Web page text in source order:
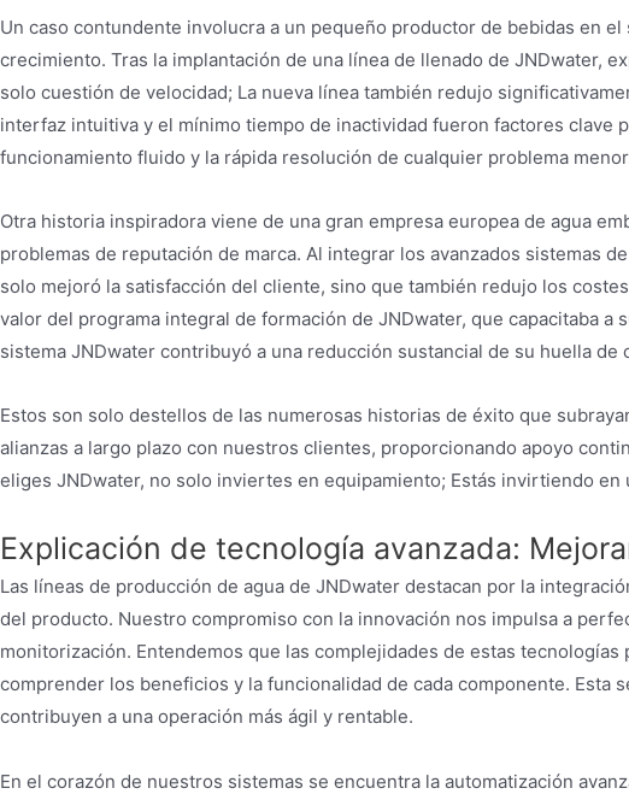
Un caso contundente involucra a un pequeño productor de bebidas en
crecimiento. Tras la implantación de una línea de llenado de JNDwater,
solo cuestión de velocidad; La nueva línea también redujo
interfaz intuitiva y el mínimo tiempo de inactividad fueron factores clave
funcionamiento fluido y la rápida resolución de cualquier problema
Otra historia inspiradora viene de una gran empresa europea de agua
problemas de reputación de marca. Al integrar los avanzados sistemas
solo mejoró la satisfacción del cliente, sino que también redujo los
valor del programa integral de formación de JNDwater, que capacitaba
sistema JNDwater contribuyó a una reducción sustancial de su huella
Estos son solo destellos de las numerosas historias de éxito que
alianzas a largo plazo con nuestros clientes, proporcionando apoyo
eliges JNDwater, no solo inviertes en equipamiento; Estás invirtiendo
Explicación de tecnología avanzada:
Las líneas de producción de agua de JNDwater destacan por la
del producto. Nuestro compromiso con la innovación nos impulsa a
monitorización. Entendemos que las complejidades de estas
comprender los beneficios y la funcionalidad de cada componente. Esta
contribuyen a una operación más ágil y rentable.
En el corazón de nuestros sistemas se encuentra la automatización